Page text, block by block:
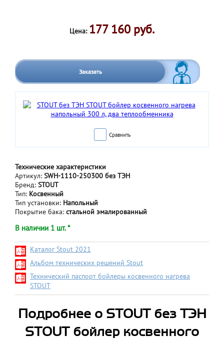
Цена: 177 160 руб.
Заказать
Сравнить
Технические характеристики
Артикул: SWH-1110-250300 без ТЭН
Бренд: STOUT
Тип: Косвенный
Тип установки: Напольный
Покрытие бака: стальной эмалированный
В наличии 1 шт. *
Каталог Stout 2021
Альбом технических решений Stout
Технический паспорт бойлеры косвенного нагрева
STOUT
Подробнее о STOUT без ТЭН
STOUT бойлер косвенного